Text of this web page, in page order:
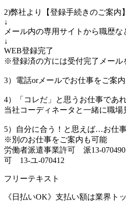
2)弊社より【登録手続きのご案内
↓
メール内の専用サイトから職歴な
↓
WEB登録完了
※登録済の方には受付完了メール
3）電話orメールでお仕事をご案内
4）「コレだ」と思うお仕事であれ
当社コーディネータと一緒に職場
5）自分に合う！と思えば…お仕
※別のお仕事をご案内も可能
労働者派遣事業許可 派13-
可 13-ユ-070412
フリーテキスト
《日払いOK》支払い額は業界ト